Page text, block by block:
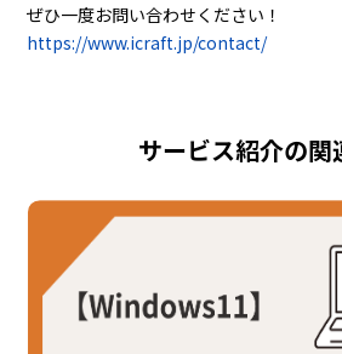
ぜひ一度お問い合わせください！
https://www.icraft.jp/contact/
サービス紹介の関